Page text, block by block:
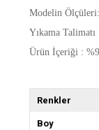
Modelin
Yıkama Talimatı
Ürün İçeriği :
Renkler
Boy